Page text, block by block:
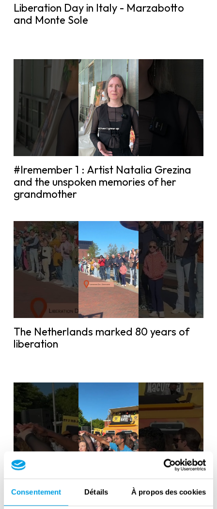
Consentement Détails À propos des cookies
Liberation Day in Italy - Marzabotto
and Monte Sole
#Iremember 1 : Artist Natalia Grezina
and the unspoken memories of her
grandmother
The Netherlands marked 80 years of
liberation
Liberation Day in the Netherlands: 80
years of freedom